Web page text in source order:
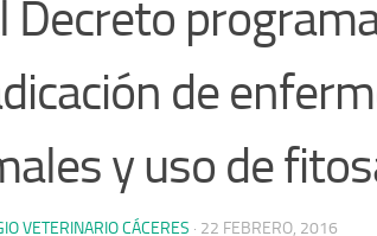
Decreto
de
y uso de
VETERINARIO CÁCERES · 22 FEBRERO, 2016